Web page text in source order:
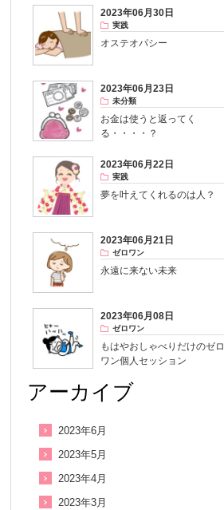
2023年06月30日
実践
オステオパシー
2023年06月23日
未分類
お金は使うと返ってく
る・・・・？
2023年06月22日
実践
夢を叶えてくれるのは人？
2023年06月21日
ゼロワン
永遠に来ない未来
2023年06月08日
ゼロワン
もはやおしゃべりだけのゼロ
ワン個人セッション
アーカイブ
2023年6月
2023年5月
2023年4月
2023年3月